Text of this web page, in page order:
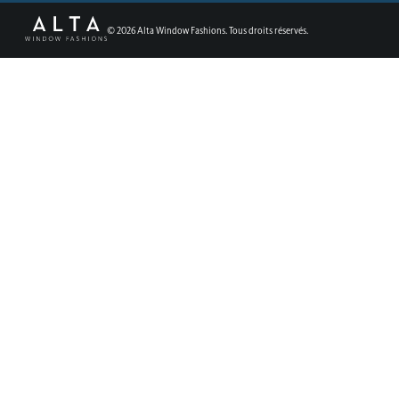
©2026Alta Window Fashions. Tous droits réservés.